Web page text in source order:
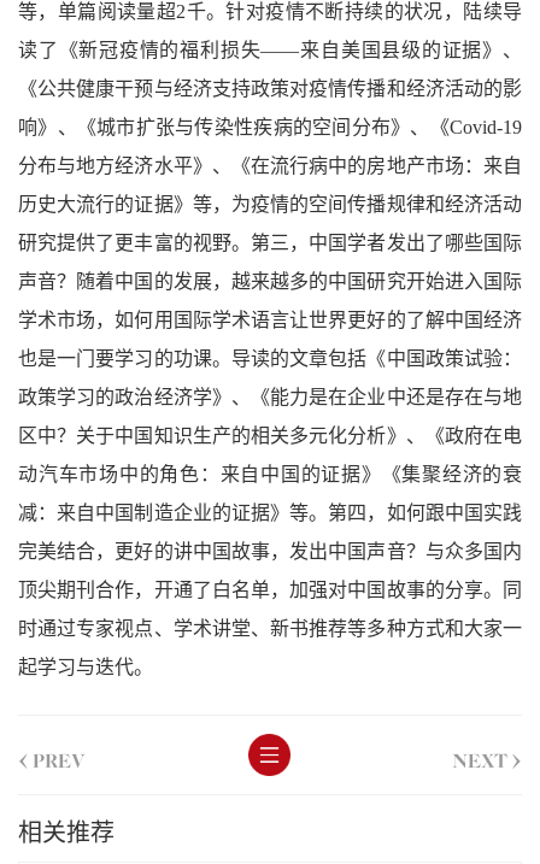
等，单篇阅读量超2千。针对疫情不断持续的状况，陆续导
读了《新冠疫情的福利损失——来自美国县级的证据》、
《公共健康干预与经济支持政策对疫情传播和经济活动的影
响》、《城市扩张与传染性疾病的空间分布》、《Covid-19
分布与地方经济水平》、《在流行病中的房地产市场：来自
历史大流行的证据》等，为疫情的空间传播规律和经济活动
研究提供了更丰富的视野。第三，中国学者发出了哪些国际
声音？随着中国的发展，越来越多的中国研究开始进入国际
学术市场，如何用国际学术语言让世界更好的了解中国经济
也是一门要学习的功课。导读的文章包括《中国政策试验：
政策学习的政治经济学》、《能力是在企业中还是存在与地
区中？关于中国知识生产的相关多元化分析》、《政府在电
动汽车市场中的角色：来自中国的证据》《集聚经济的衰
减：来自中国制造企业的证据》等。第四，如何跟中国实践
完美结合，更好的讲中国故事，发出中国声音？与众多国内
顶尖期刊合作，开通了白名单，加强对中国故事的分享。同
时通过专家视点、学术讲堂、新书推荐等多种方式和大家一
起学习与迭代。
< PREV NEXT >
相关推荐